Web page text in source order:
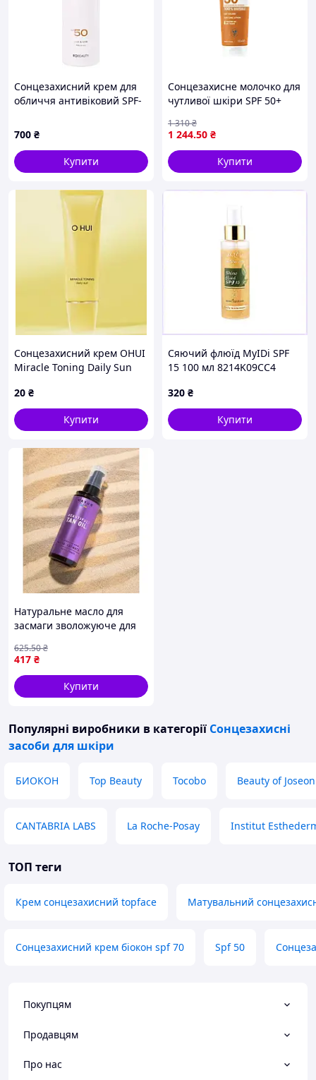
Сонцезахисний крем для
обличчя антивіковий SPF-
700 ₴
Купити
Сонцезахисне молочко для
чутливої шкіри SPF 50+
Lotion SPF50+ 100 мл
(3282770396874)
1 244.50 ₴
1 310₴
Купити
Сонцезахисний крем OHUI
Miracle Toning Daily Sun
захист від
ультрафіолетових
променів SPF50+PA++++
20 ₴
Купити
Сяючий флюїд MyIDi SPF
15 100 мл 8214K09CC4
320 ₴
Купити
Натуральне масло для
засмаги зволожуюче для
отримання красивого
відтінку 120 мл BROWN
417 ₴
625.50₴
Купити
Популярні виробники в категорії Сонцезахисні
засоби для шкіри
БИОКОН Top Beauty Tocobo Beauty of Joseon
CANTABRIA LABS La Roche-Posay Institut
ТОП теги
Крем сонцезахисний topface Матувальний
Сонцезахисний крем біокон spf 70 Spf 50
Покупцям
Продавцям
Про нас